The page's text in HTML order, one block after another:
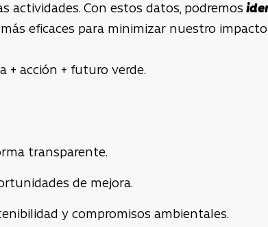
actividades. Con estos datos, podremos
eficaces para minimizar nuestro
+ acción + futuro verde.
transparente.
de mejora.
y compromisos ambientales.